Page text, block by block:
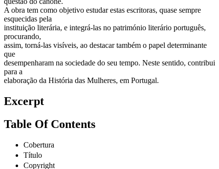
A obra tem como objetivo estudar estas escritoras, quase sempre
esquecidas pela
instituição literária, e integrá-las no património literário português,
procurando,
assim, torná-las visíveis, ao destacar também o papel determinante
que
desempenharam na sociedade do seu tempo. Neste sentido, contribui
para a
elaboração da História das Mulheres, em Portugal.
Excerpt
Table Of Contents
Cobertura
Título
Copyright